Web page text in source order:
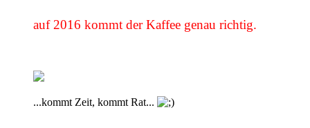
auf 2016 kommt der Kaffee genau richtig.
...kommt Zeit, kommt Rat...